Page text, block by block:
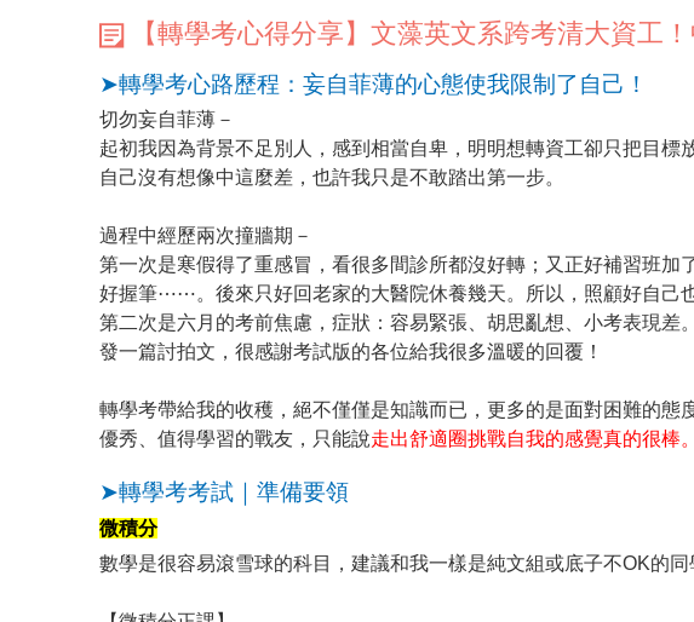
【轉學考心得分享】文藻英文系跨考清大資工
➤轉學考心路歷程：妄自菲薄的心態使我限制了自己！
切勿妄自菲薄－
起初我因為背景不足別人，感到相當自卑，明明想轉資工卻只把目
自己沒有想像中這麼差，也許我只是不敢踏出第一步。
過程中經歷兩次撞牆期－
第一次是寒假得了重感冒，看很多間診所都沒好轉；又正好補習班加
好握筆⋯⋯。後來只好回老家的大醫院休養幾天。所以，照顧好自己
第二次是六月的考前焦慮，症狀：容易緊張、胡思亂想、小考表現差
發一篇討拍文，很感謝考試版的各位給我很多溫暖的回覆！
轉學考帶給我的收穫，絕不僅僅是知識而已，更多的是面對困難的態
優秀、值得學習的戰友，只能說走出舒適圈挑戰自我的感覺真的很棒。
➤轉學考考試｜準備要領
微積分
數學是很容易滾雪球的科目，建議和我一樣是純文組或底子不OK的同